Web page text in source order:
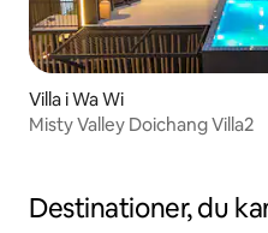
Villa i Wa Wi
Misty Valley Doichang Villa2
Destinationer, du